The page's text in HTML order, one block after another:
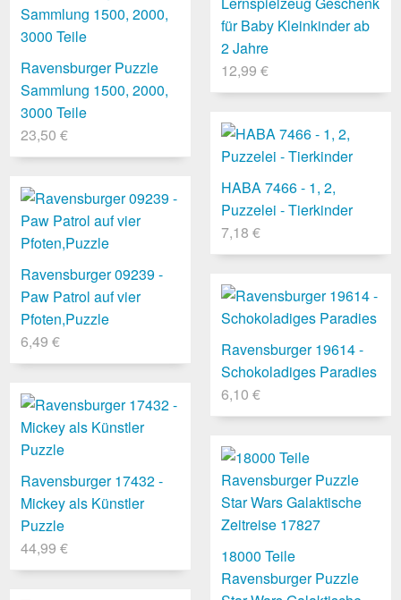
für Baby Kleinkinder ab
2 Jahre
12,99 €
Ravensburger Puzzle
Sammlung 1500, 2000,
3000 Teile
23,50 €
HABA 7466 - 1, 2,
Puzzelei - Tierkinder
7,18 €
Ravensburger 09239 -
Paw Patrol auf vier
Pfoten,Puzzle
6,49 €
Ravensburger 19614 -
Schokoladiges Paradies
6,10 €
Ravensburger 17432 -
Mickey als Künstler
Puzzle
44,99 €
18000 Teile
Ravensburger Puzzle